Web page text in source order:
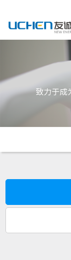
关于友诚
产品服务致力于成